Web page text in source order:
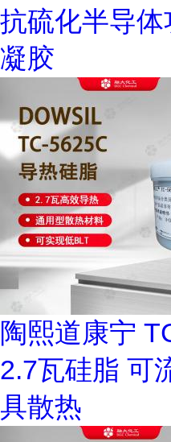
抗硫化半导
凝胶
陶熙道康宁
2.7瓦硅脂 可
具散热